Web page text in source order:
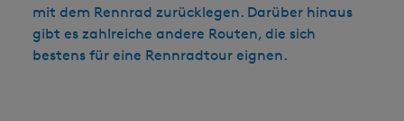
mit dem Rennrad zurücklegen. Darüber hinaus
gibt es zahlreiche andere Routen, die sich
bestens für eine Rennradtour eignen.